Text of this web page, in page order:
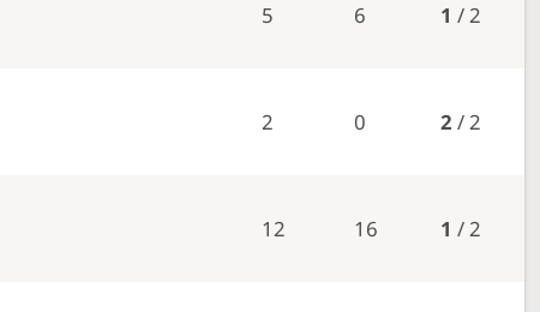
5 6 1 / 2
2 0 2 / 2
12 16 1 / 2